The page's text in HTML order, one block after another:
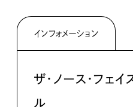
インフォメーション
ザ・ノース・フェ
ル